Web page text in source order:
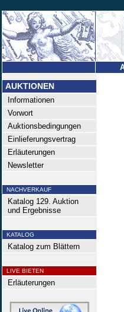
AUKTIONEN
Informationen
Vorwort
Auktionsbedingungen
Einlieferungsvertrag
Erläuterungen
Newsletter
NACHVERKAUF
Katalog 129. Auktion
und Ergebnisse
KATALOG
Katalog zum Blättern
LIVE BIETEN
Erläuterungen